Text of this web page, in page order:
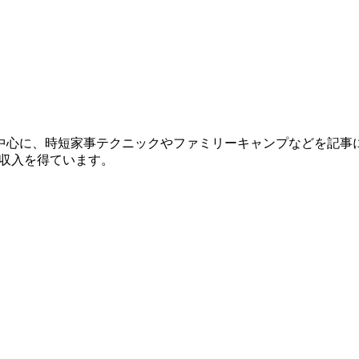
に、時短家事テクニックやファミリーキャンプなどを記事
入を得ています。